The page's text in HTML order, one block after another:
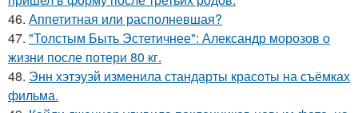
46. Аппетитная или располневшая?
47. "Толстым Быть Эстетичнее": Александр морозов о
жизни после потери 80 кг.
48. Энн хэтэуэй изменила стандарты красоты на съёмках
фильма.